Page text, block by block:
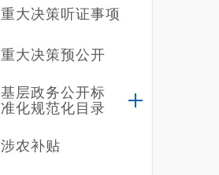
重大决策听证事项
重大决策预公开
基层政务公开标
准化规范化目录
涉农补贴